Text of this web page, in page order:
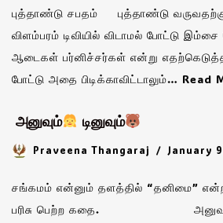
புத்தாண்டு சபதம் புத்தாண்டு
விளம்பரம் டிவியில் விடாமல் போட்டு
ஆடைகள் பர்னிச்சர்கள் என்று
போட்டு அதை பிடிக்காவிட்டாலும்… Read
அனுவும் டினுவும்
Praveena Thangaraj January
சங்கமம் என்னும் தளத்தில் “தனிமை”
பரிசு பெற்ற கதை.